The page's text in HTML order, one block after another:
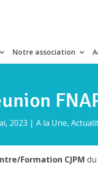
Notre association
2023 |A la Une,
Formation CJPM